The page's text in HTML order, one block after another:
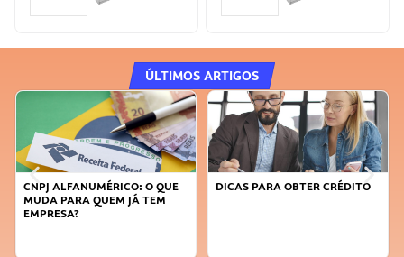
ÚLTIMOS ARTIGOS
DICAS PARA OBTER CRÉDITO
FAÇA A DIFERENÇA: SEJA